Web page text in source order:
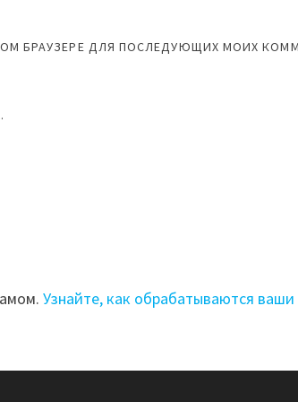
БРАУЗЕРЕ ДЛЯ ПОСЛЕДУЮЩИХ МОИХ
Узнайте, как обрабатываются